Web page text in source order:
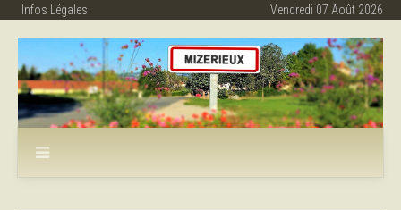
Infos Légales Vendredi 07 Août 2026